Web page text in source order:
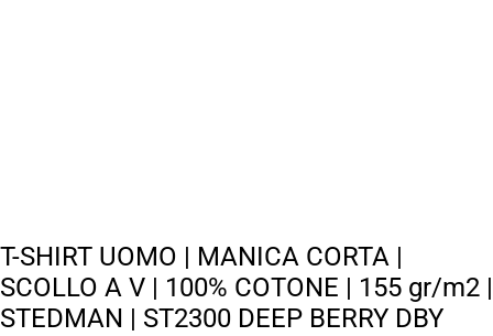
T-SHIRT UOMO | MANICA CORTA |
SCOLLO A V | 100% COTONE | 155 gr/m2 |
STEDMAN | ST2300 DEEP BERRY DBY